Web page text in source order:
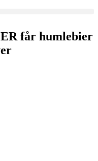
får humlebier